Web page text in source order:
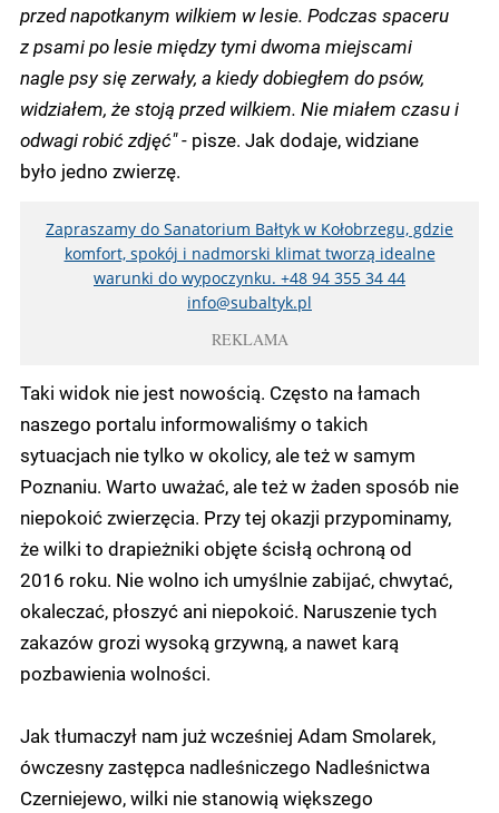
przed napotkanym wilkiem w lesie. Podczas spaceru
z psami po lesie między tymi dwoma miejscami
nagle psy się zerwały, a kiedy dobiegłem do psów,
widziałem, że stoją przed wilkiem. Nie miałem czasu i
odwagi robić zdjęć"- pisze. Jak dodaje, widziane
było jedno zwierzę.
Zapraszamy do Sanatorium Bałtyk w Kołobrzegu, gdzie
komfort, spokój i nadmorski klimat tworzą idealne
warunki do wypoczynku. +48 94 355 34 44
info@subaltyk.pl
REKLAMA
Taki widok nie jest nowością. Często na łamach
naszego portalu informowaliśmy o takich
sytuacjach nie tylko w okolicy, ale też w samym
Poznaniu. Warto uważać, ale też w żaden sposób nie
niepokoić zwierzęcia. Przy tej okazji przypominamy,
że wilki to drapieżniki objęte ścisłą ochroną od
2016 roku. Nie wolno ich umyślnie zabijać, chwytać,
okaleczać, płoszyć ani niepokoić. Naruszenie tych
zakazów grozi wysoką grzywną, a nawet karą
pozbawienia wolności.
Jak tłumaczył nam już wcześniej Adam Smolarek,
ówczesny zastępca nadleśniczego Nadleśnictwa
Czerniejewo, wilki nie stanowią większego